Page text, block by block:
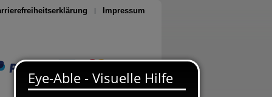
Impressum